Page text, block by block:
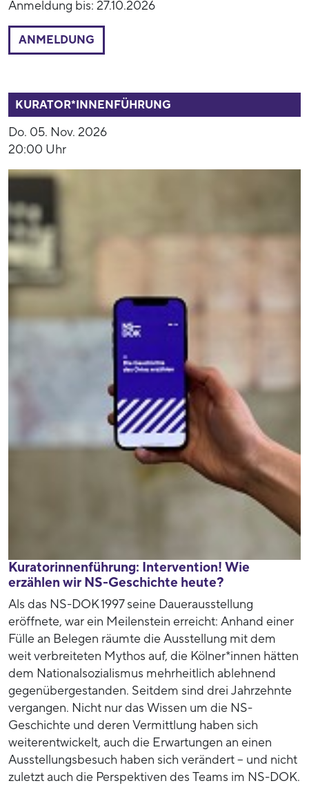
Anmeldung bis: 27.10.2026
ANMELDUNG
KURATOR*INNENFÜHRUNG
Do. 05. Nov. 2026
20:00 Uhr
Kuratorinnenführung: Intervention! Wie
erzählen wir NS-Geschichte heute?
Als das NS-DOK 1997 seine Dauerausstellung
eröffnete, war ein Meilenstein erreicht: Anhand einer
Fülle an Belegen räumte die Ausstellung mit dem
weit verbreiteten Mythos auf, die Kölner*innen hätten
dem Nationalsozialismus mehrheitlich ablehnend
gegenübergestanden. Seitdem sind drei Jahrzehnte
vergangen. Nicht nur das Wissen um die NS-
Geschichte und deren Vermittlung haben sich
weiterentwickelt, auch die Erwartungen an einen
Ausstellungsbesuch haben sich verändert – und nicht
zuletzt auch die Perspektiven des Teams im NS-DOK.